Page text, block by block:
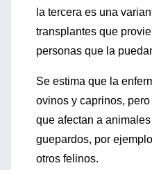
la tercera es una
transplantes que
personas que la
Se estima que la
ovinos y caprinos,
que afectan a
guepardos, por
otros felinos.